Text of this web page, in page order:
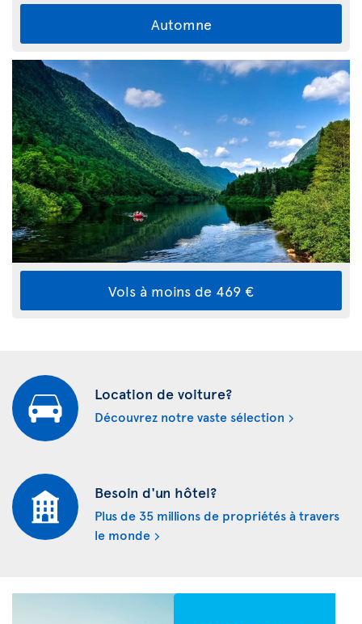
Automne
Vols à moins de 469 €
Location de voiture?
Découvrez notre vaste sélection
Besoin d'un hôtel?
Plus de 35 millions de propriétés à travers
le monde